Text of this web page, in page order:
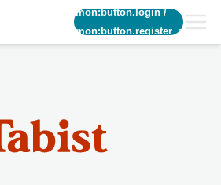
common:button.login/
common:button.register_short